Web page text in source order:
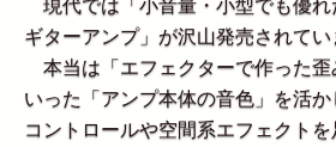
現代では「小音量・小型でも優れ
ギターアンプ」が沢山発売されてい
本当は「エフェクターで作った歪
いった「アンプ本体の音色」を活
コントロールや空間系エフェクト